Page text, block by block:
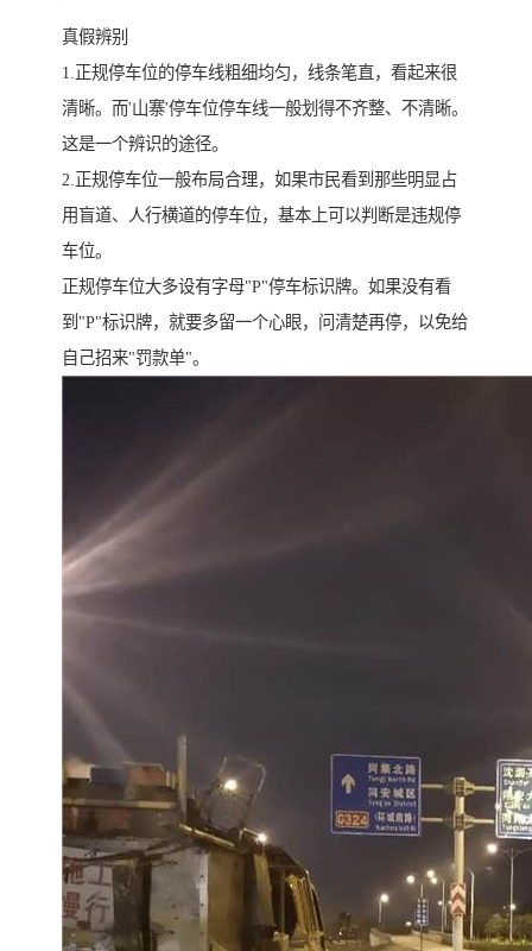
真假辨别
1.正规停车位的停车线粗细均匀，线条笔直，看起来很
清晰。而'山寨'停车位停车线一般划得不齐整、不清晰。
这是一个辨识的途径。
2.正规停车位一般布局合理，如果市民看到那些明显占
用盲道、人行横道的停车位，基本上可以判断是违规停
车位。
正规停车位大多设有字母"P"停车标识牌。如果没有看
到"P"标识牌，就要多留一个心眼，问清楚再停，以免给
自己招来"罚款单"。